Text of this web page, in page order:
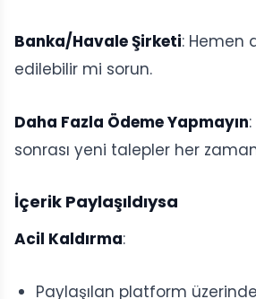
Banka/Havale Şirketi: Hemen
edilebilir mi sorun.
Daha Fazla Ödeme Yapmayın
sonrası yeni talepler her
İçerik Paylaşıldıysa
Acil Kaldırma:
Paylaşılan platform